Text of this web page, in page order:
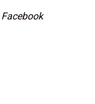
Facebook